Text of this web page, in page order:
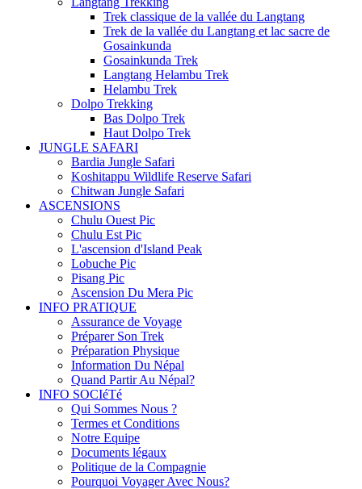
Trek classique de la vallée du Langtang
Trek de la vallée du Langtang et lac sacre de
Gosainkunda
Gosainkunda Trek
Langtang Helambu Trek
Helambu Trek
Dolpo Trekking
Bas Dolpo Trek
Haut Dolpo Trek
JUNGLE SAFARI
Bardia Jungle Safari
Koshitappu Wildlife Reserve Safari
Chitwan Jungle Safari
ASCENSIONS
Chulu Ouest Pic
Chulu Est Pic
L'ascension d'Island Peak
Lobuche Pic
Pisang Pic
Ascension Du Mera Pic
INFO PRATIQUE
Assurance de Voyage
Préparer Son Trek
Préparation Physique
Information Du Népal
Quand Partir Au Népal?
INFO SOCIéTé
Qui Sommes Nous ?
Termes et Conditions
Notre Equipe
Documents légaux
Politique de la Compagnie
Pourquoi Voyager Avec Nous?